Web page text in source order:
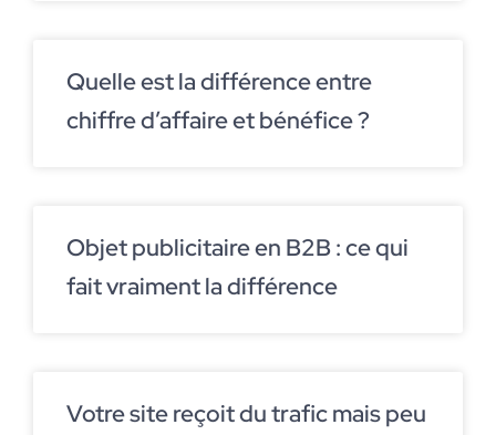
Quelle est la différence entre
chiffre d’affaire et bénéfice ?
Objet publicitaire en B2B : ce qui
fait vraiment la différence
Votre site reçoit du trafic mais peu